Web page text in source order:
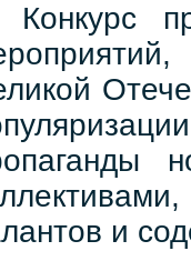
Конкурс
и